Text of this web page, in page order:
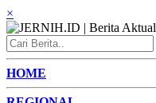
×
HOME